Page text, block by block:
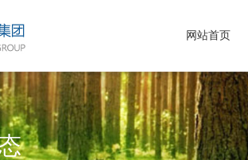
网站首页